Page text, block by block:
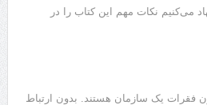
می‌کنیم نکات مهم این کتاب را در
فقرات یک سازمان هستند. بدون ارتباط